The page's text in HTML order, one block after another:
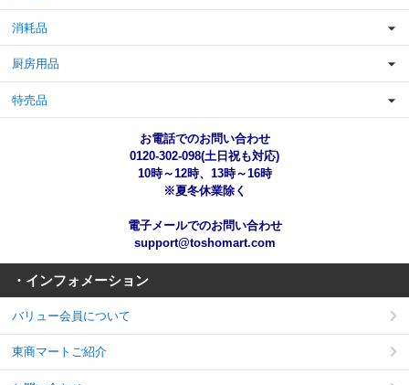
消耗品
厨房用品
特売品
お電話でのお問い合わせ
0120-302-098(土日祝も対応)
10時～12時、13時～16時
※夏冬休業除く
電子メールでのお問い合わせ
support@toshomart.com
・インフォメーション
バリュー会員について
東商マートご紹介